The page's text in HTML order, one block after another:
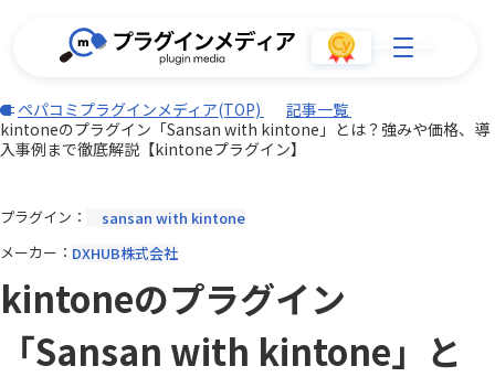
ペパコミプラグインメディア(TOP)
記事一覧
kintoneのプラグイン「Sansan with kintone」とは？強みや価格、導
入事例まで徹底解説【kintoneプラグイン】
プラグイン
sansan with kintone
メーカー
DXHUB株式会社
kintoneのプラグイン
「Sansan with kintone」と